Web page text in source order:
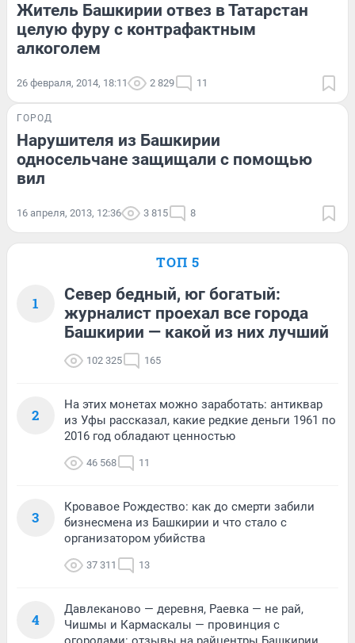
Житель Башкирии отвез в Татарстан
целую фуру с контрафактным
алкоголем
26 февраля, 2014, 18:11 2 829 11
ГОРОД
Нарушителя из Башкирии
односельчане защищали с помощью
вил
16 апреля, 2013, 12:36 3 815 8
ТОП 5
1
Север бедный, юг богатый:
журналист проехал все города
Башкирии — какой из них лучший
102 325 165
2
На этих монетах можно заработать: антиквар
из Уфы рассказал, какие редкие деньги 1961 по
2016 год обладают ценностью
46 568 11
3
Кровавое Рождество: как до смерти забили
бизнесмена из Башкирии и что стало с
организатором убийства
37 311 13
4
Давлеканово — деревня, Раевка — не рай,
Чишмы и Кармаскалы — провинция с